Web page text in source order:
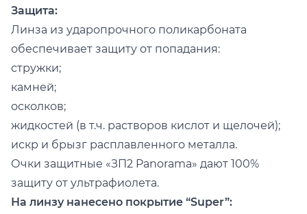
Защита:
Линза из ударопрочного поликарбоната
обеспечивает защиту от попадания:
стружки;
камней;
осколков;
жидкостей (в т.ч. растворов кислот и щелочей);
искр и брызг расплавленного металла.
Очки защитные «ЗП2 Panorama» дают 100%
защиту от ультрафиолета.
На линзу нанесено покрытие “Super”: